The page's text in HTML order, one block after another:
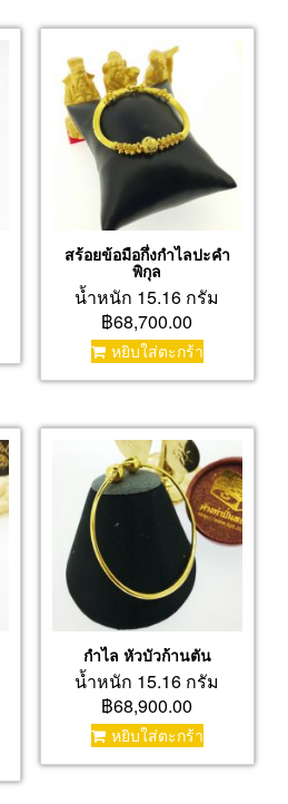
สร้อยข้อมือกึ่งกำไลปะคำ
พิกุล
น้ำหนัก 15.16 กรัม
฿68,700.00
หยิบใส่ตะกร้า
กำไล หัวบัวก้านตัน
น้ำหนัก 15.16 กรัม
฿68,900.00
หยิบใส่ตะกร้า